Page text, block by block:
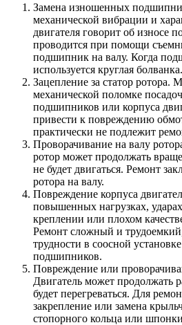
Замена изношенных
механической вибрации и
двигателя говорит об износе
проводится при помощи
подшипник на валу. Когда
используется круглая болванка.
Зацепление за статор ротора.
механической поломке
подшипников или корпуса
привести к повреждению
практически не подлежит
Проворачивание на валу
ротор может продолжать
не будет двигаться. Ремонт
ротора на валу.
Повреждение корпуса
повышенных нагрузках,
креплении или плохом
Ремонт сложный и
трудности в соосной
подшипников.
Повреждение или
Двигатель может продолжать
будет перегреваться. Для
закрепление или замена
стопорного кольца или